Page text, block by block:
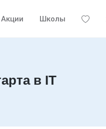
Акции Школы
в IT